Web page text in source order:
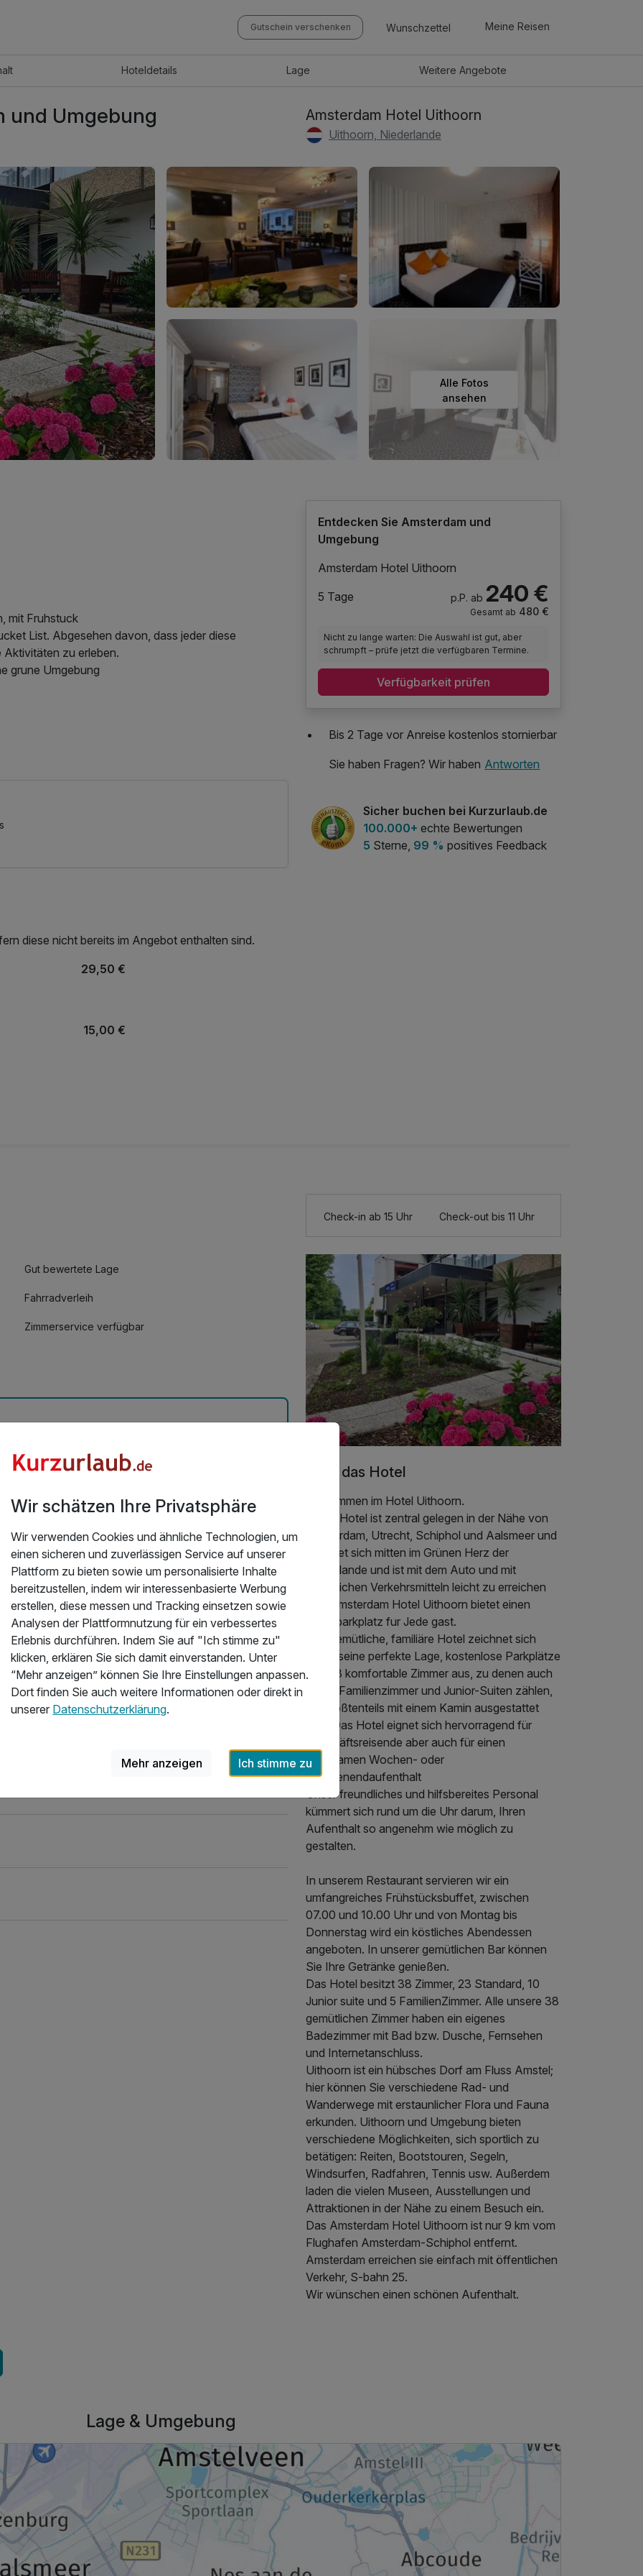
Gutschein verschenken Wunschzettel Meine Reisen
Hoteldetails Lage WeitereAngebote
und Umgebung Amsterdam Hotel Uithoorn
Uithoorn, Niederlande
Alle Fotos
ansehen
mit Fruhstuck
List. Abgesehen davon, dass jeder diese
zu erleben.
grune Umgebung
to go, kostenfreier Kaffee/Tee im Zimmer
diese nicht bereits im Angebot enthalten sind.
29,50 €
15,00 €
Entdecken Sie Amsterdam und
Umgebung
Amsterdam Hotel Uithoorn
5 Tage
p.P. ab 240 €
Gesamt ab 480 €
Nicht zu lange warten: Die Auswahl ist gut, aber
schrumpft – prüfe jetzt die verfügbaren Termine.
Verfügbarkeit prüfen
Bis 2 Tage vor Anreise kostenlos stornierbar
Sie haben Fragen? Wir haben Antworten
Sicher buchen bei Kurzurlaub.de
100.000+ echte Bewertungen
5 Sterne, 99 % positives Feedback
Gut bewertete Lage
Fahrradverleih
Zimmerservice verfügbar
deutsch, Sehr sauber und sehr leckeres Frühstück
p.P. ab350,00 €
Check-in ab 15 Uhr Check-out bis 11 Uhr
Über das Hotel
Willkommen im Hotel Uithoorn.
Unser Hotel ist zentral gelegen in der Nähe von
Amsterdam, Utrecht, Schiphol und Aalsmeer und
befindet sich mitten im Grünen Herz der
Niederlande und ist mit dem Auto und mit
öffentlichen Verkehrsmitteln leicht zu erreichen
Das Amsterdam Hotel Uithoorn bietet einen
Privatparkplatz fur Jede gast.
Das gemütliche, familiäre Hotel zeichnet sich
durch seine perfekte Lage, kostenlose Parkplätze
und 38 komfortable Zimmer aus, zu denen auch
einige Familienzimmer und Junior-Suiten zählen,
die größtenteils mit einem Kamin ausgestattet
sind. Das Hotel eignet sich hervorragend für
Geschäftsreisende aber auch für einen
erholsamen Wochen- oder
Wochenendaufenthalt
Unser freundliches und hilfsbereites Personal
kümmert sich rund um die Uhr darum, Ihren
Aufenthalt so angenehm wie möglich zu
gestalten.
In unserem Restaurant servieren wir ein
umfangreiches Frühstücksbuffet, zwischen
07.00 und 10.00 Uhr und von Montag bis
Donnerstag wird ein köstliches Abendessen
angeboten. In unserer gemütlichen Bar können
Sie Ihre Getränke genießen.
Das Hotel besitzt 38 Zimmer, 23 Standard, 10
Junior suite und 5 FamilienZimmer. Alle unsere 38
gemütlichen Zimmer haben ein eigenes
Badezimmer mit Bad bzw. Dusche, Fernsehen
und Internetanschluss.
Uithoorn ist ein hübsches Dorf am Fluss Amstel;
hier können Sie verschiedene Rad- und
Wanderwege mit erstaunlicher Flora und Fauna
erkunden. Uithoorn und Umgebung bieten
verschiedene Möglichkeiten, sich sportlich zu
betätigen: Reiten, Bootstouren, Segeln,
Windsurfen, Radfahren, Tennis usw. Außerdem
laden die vielen Museen, Ausstellungen und
Attraktionen in der Nähe zu einem Besuch ein.
Das Amsterdam Hotel Uithoorn ist nur 9 km vom
Flughafen Amsterdam-Schiphol entfernt.
Amsterdam erreichen sie einfach mit öffentlichen
Verkehr, S-bahn 25.
Wir wünschen einen schönen Aufenthalt.
Lage & Umgebung
Wir schätzen Ihre Privatsphäre
Wir verwenden Cookies und ähnliche Technologien, um
einen sicheren und zuverlässigen Service auf unserer
Plattform zu bieten sowie um personalisierte Inhalte
bereitzustellen, indem wir interessenbasierte Werbung
erstellen, diese messen und Tracking einsetzen sowie
Analysen der Plattformnutzung für ein verbessertes
Erlebnis durchführen. Indem Sie auf "Ich stimme zu"
klicken, erklären Sie sich damit einverstanden. Unter
“Mehr anzeigen” können Sie Ihre Einstellungen anpassen.
Dort finden Sie auch weitere Informationen oder direkt in
unserer Datenschutzerklärung.
Mehr anzeigen Ich stimme zu